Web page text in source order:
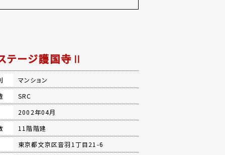
テージ護国寺Ⅱ
マンション
SRC
2002年04月
11階階建
東京都文京区音羽1丁目21-6